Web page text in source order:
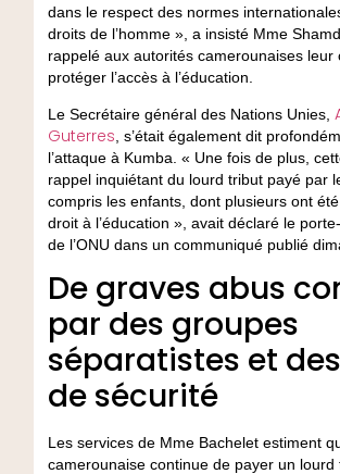
dans le respect des normes
droits de l’homme », a insisté Mme
rappelé aux autorités camerounaises leur
protéger l’accès à l’éducation.
Le Secrétaire général des Nations Unies,
Guterres , s’était également dit
l’attaque à Kumba. « Une fois de plus,
rappel inquiétant du lourd tribut payé par
compris les enfants, dont plusieurs ont
droit à l’éducation », avait déclaré le
de l’ONU dans un communiqué publié
De graves abus
par des groupes
séparatistes et
de sécurité
Les services de Mme Bachelet estiment
camerounaise continue de payer un lourd